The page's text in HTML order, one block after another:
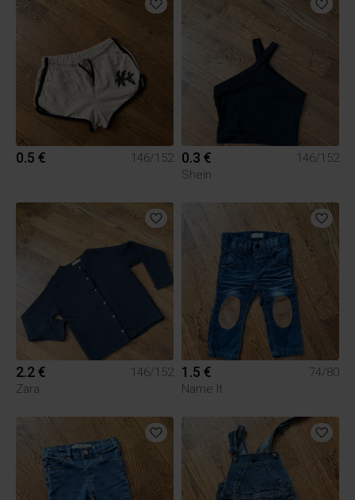
0.5 € 146/152 0.3 €
146/152
Shein
2.2 €
146/152
Zara
1.5 €
74/80
Name It